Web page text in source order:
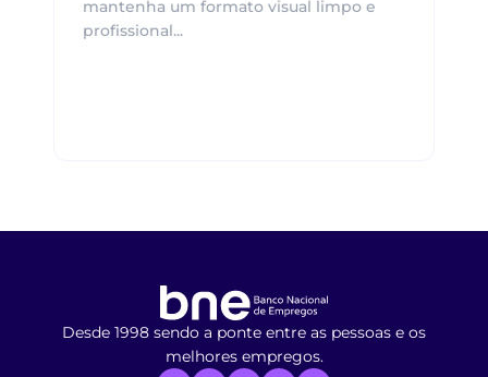
mantenha um formato visual limpo e
profissional...
Desde 1998 sendo a ponte entre as pessoas e os
melhores empregos.